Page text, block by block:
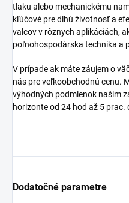
tlaku alebo mechanickému
kľúčové pre dlhú životnosť a
valcov v rôznych aplikáciách,
poľnohospodárska technika a
V prípade ak máte záujem o
nás pre veľkoobchodnú cenu.
výhodných podmienok našim
horizonte od 24 hod až 5 prac.
Dodatočné parametre